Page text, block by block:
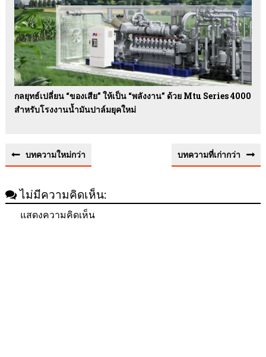
กลยุทธ์เปลี่ยน “ของเสีย” ให้เป็น “พลังงาน” ด้วย Mtu Series 4000
สำหรับโรงงานน้ำมันปาล์มยุคใหม่
บทความใหม่กว่า บทความที่เก่ากว่า
ไม่มีความคิดเห็น:
แสดงความคิดเห็น